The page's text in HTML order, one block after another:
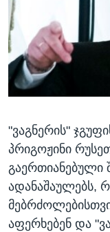
ᲡᲢᲣᲓᲘᲐ ᲕᲐᲨᲘᲜᲒᲢᲝᲜᲘ
ᲯᲐᲜᲛᲠᲗᲔᲚᲝᲑᲐ
ᲛᲔᲪᲜᲘᲔᲠᲔᲑᲐ
ᲘᲜᲢᲔᲠᲕᲘᲣ
ᲒᲐᲚᲘᲚᲔᲝ
ᲓᲔᲖᲘᲜᲤᲝᲠᲛᲐᲪᲘᲐ
Learning English
ᲗᲕᲐᲚᲘ ᲒᲕᲐᲓᲔᲕᲜᲔᲗ
"ვაგნერის"
პრიგოჟინი
გაერთიანებული
ადანაშაულებს,
აფერხებენ და